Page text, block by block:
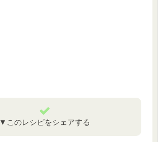
▼このレシピをシェアする